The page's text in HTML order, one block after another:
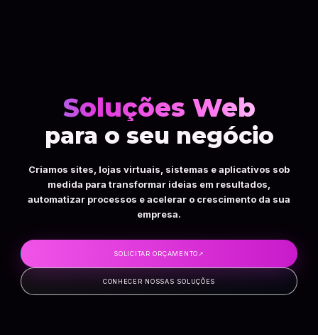
Soluções Web
para o seu negócio
Criamos sites, lojas virtuais, sistemas e aplicativos sob
medida para transformar ideias em resultados,
automatizar processos e acelerar o crescimento da sua
empresa.
SOLICITAR ORÇAMENTO↗
CONHECER NOSSAS SOLUÇÕES